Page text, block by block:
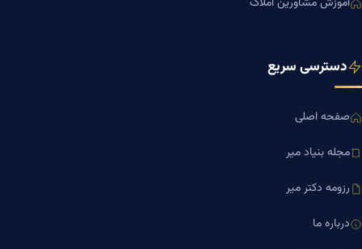
دسترسی سریع
صفحه اصلی
مجله بنیاد میر
رزومه دکتر میر
درباره ما